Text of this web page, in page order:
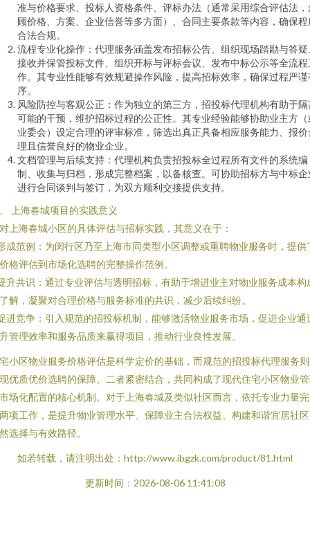
准与价格要求、投标人资格条件、评标办法（通常采用综合评估法，
顾价格、方案、企业信誉等多方面）、合同主要条款等内容，确保程
合法合规。
流程专业化操作：代理服务涵盖发布招标公告、组织现场踏勘与答疑
接收并保管投标文件、组织开标与评标会议、发布中标公示等全流程
作。其专业性能够有效规避操作风险，提高招标效率，确保过程严谨
序。
风险防控与客观公正：作为独立的第三方，招投标代理机构有助于隔
可能的干预，维护招标过程的公正性。其专业经验能够协助业主方（
业委会）设定合理的评审标准，筛选出真正具备相应服务能力、报价
理且信誉良好的物业企业。
文档管理与后续支持：代理机构负责招投标全过程所有文件的系统编
制、收集与归档，形成完整档案，以备核查。可协助招标方与中标企
进行合同谈判与签订，为双方顺利交接提供支持。
上海春城项目的实践意义
上海春城小区的具体评估与招标实践，其意义在于：
成范例：为闵行区乃至上海市同类型小区调整或重聘物业服务时，提供
格评估到市场化选聘的完整操作范例。
升共识：通过专业评估与透明招标，有助于增进业主对物业服务成本构
解，凝聚对合理价格与服务标准的共识，减少后续纠纷。
进竞争：引入规范的招投标机制，能够激活物业服务市场，促进企业通
管理效率和服务品质来赢得项目，推动行业良性发展。
小区物业服务价格评估是科学定价的基础，而规范的招投标代理服务
优质优价选聘的保障。二者紧密结合，共同构成了现代住宅小区物业
场化配置的核心机制。对于上海春城及类似社区而言，依托专业力量
项工作，是提升物业管理水平、保障业主合法权益、构建和谐宜居社
选择与有效路径。
如若转载，请注明出处：http://www.ibgzk.com/product/81.html
更新时间：2026-08-06 11:41:08